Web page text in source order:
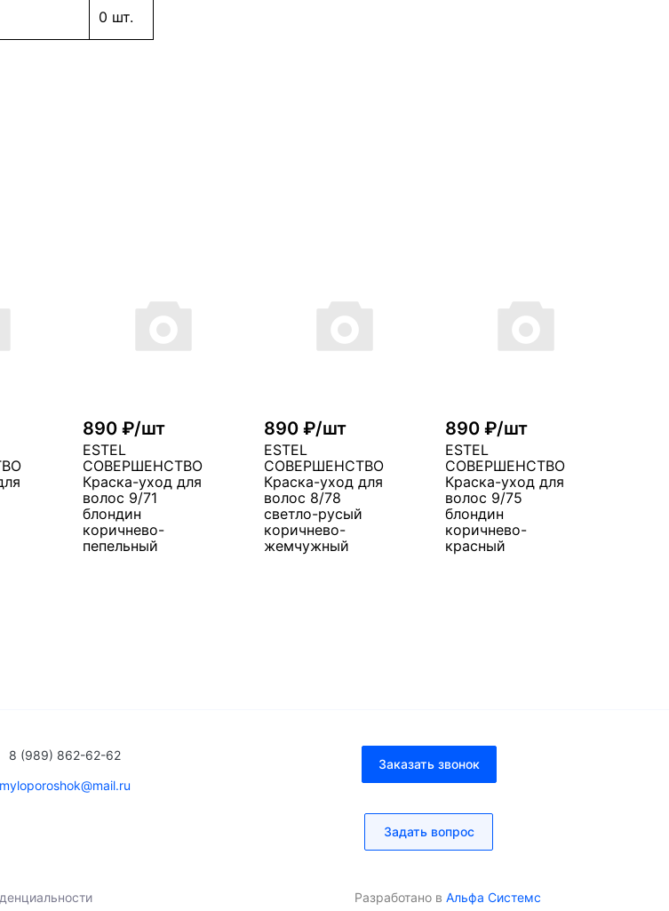
0 шт.
890 ₽/шт
ESTEL
СОВЕРШЕНСТВО
Краска-уход для
волос 9/71
блондин
коричнево-
пепельный
890 ₽/шт
ESTEL
СОВЕРШЕНСТВО
Краска-уход для
волос 8/78
светло-русый
коричнево-
жемчужный
890 ₽/шт
ESTEL
СОВЕРШЕНСТВО
Краска-уход для
волос 9/75
блондин
коричнево-
красный
8 (989) 862-62-62
myloporoshok@mail.ru
Заказать звонок
Задать вопрос
Разработано в Альфа Системс